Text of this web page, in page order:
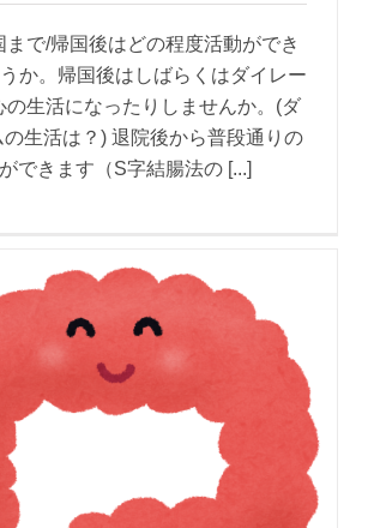
まで/帰国後はどの程度活動ができ
か。帰国後はしばらくはダイレー
の生活になったりしませんか。(ダ
の生活は？) 退院後から普段通りの
できます（S字結腸法の [...]